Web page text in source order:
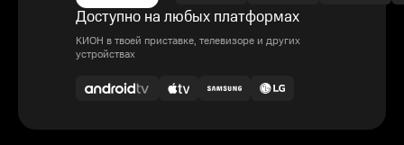
Доступно на любых платформах
КИОН в твоей приставке, телевизоре и других
устройствах